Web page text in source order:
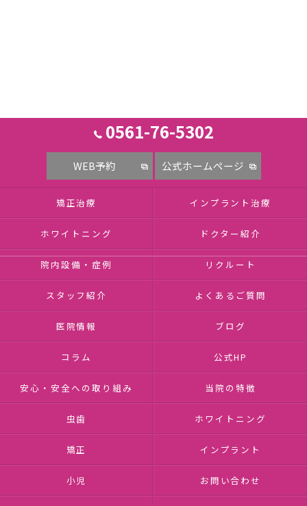
0561-76-5302
WEB予約 公式ホームページ
矯正治療 インプラント治療
ホワイトニング ドクター紹介
院内設備・症例 リクルート
スタッフ紹介 よくあるご質問
医院情報 ブログ
コラム 公式HP
安心・安全への取り組み 当院の特徴
虫歯 ホワイトニング
矯正 インプラント
小児 お問い合わせ